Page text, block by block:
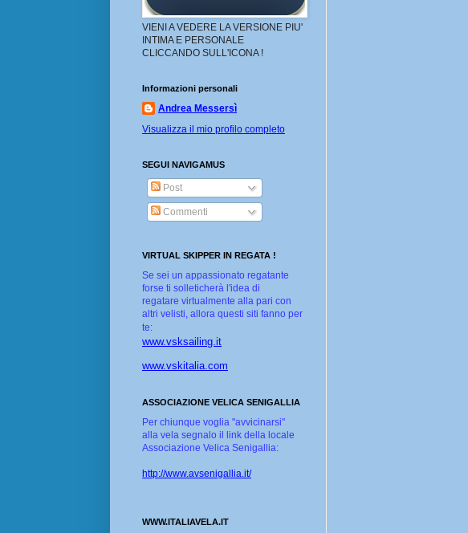
VIENI A VEDERE LA VERSIONE PIU'
INTIMA E PERSONALE
CLICCANDO SULL'ICONA !
Informazioni personali
Andrea Messersì
Visualizza il mio profilo completo
SEGUI NAVIGAMUS
Post
Commenti
VIRTUAL SKIPPER IN REGATA !
Se sei un appassionato regatante
forse ti solleticherà l'idea di
regatare virtualmente alla pari con
altri velisti, allora questi siti fanno per
te:
www.vsksailing.it
www.vskitalia.com
ASSOCIAZIONE VELICA SENIGALLIA
Per chiunque voglia "avvicinarsi"
alla vela segnalo il link della locale
Associazione Velica Senigallia:
http://www.avsenigallia.it/
WWW.ITALIAVELA.IT